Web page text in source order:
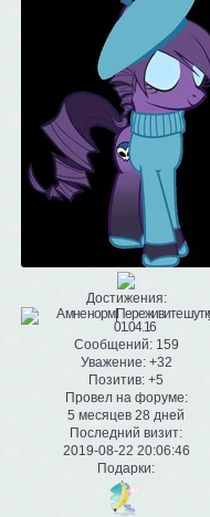
Достижения:
Сообщений:159
Уважение: +32
Позитив: +5
Провел на форуме:
5 месяцев 28 дней
Последний визит:
2019-08-22 20:06:46
Подарки: